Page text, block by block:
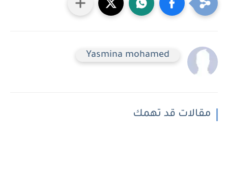
Yasmina mohamed
مقالات قد تهمك